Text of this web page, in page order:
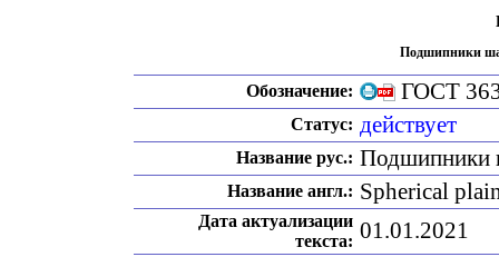
Подшипники
Обозначение: ГОСТ
Статус: действует
Название рус.: Подшипники
Название англ.: Spherical
Дата актуализации
текста: 01.01.2021